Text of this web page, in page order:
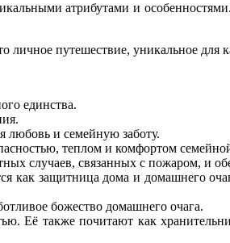
атрибутами и
путешествие, уникальное для
единства.
любовь и семейную заботу.
теплом и комфортом
случаев, связанных с пожаром, и
как защитница дома и домашнего
божество домашнего очага.
Её также почитают как